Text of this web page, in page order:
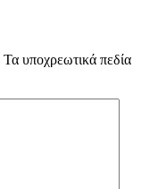
Τα υποχρεωτικά πεδία